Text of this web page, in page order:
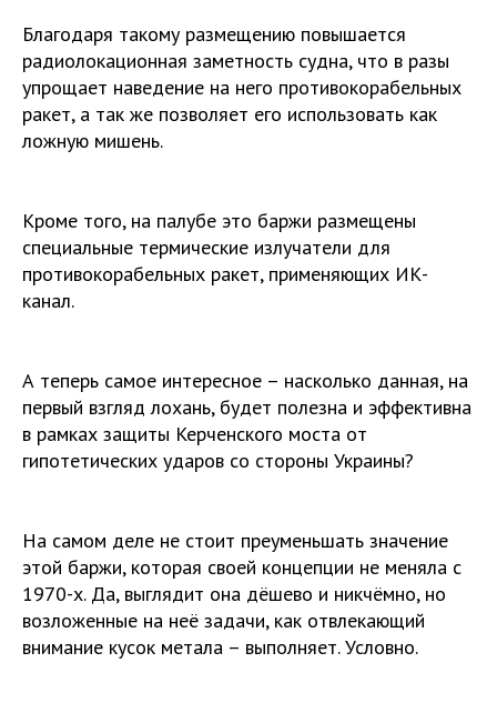
Благодаря такому размещению повышается
радиолокационная заметность судна, что в разы
упрощает наведение на него противокорабельных
ракет, а так же позволяет его использовать как
ложную мишень.
Кроме того, на палубе это баржи размещены
специальные термические излучатели для
противокорабельных ракет, применяющих ИК-
канал.
А теперь самое интересное – насколько данная, на
первый взгляд лохань, будет полезна и эффективна
в рамках защиты Керченского моста от
гипотетических ударов со стороны Украины?
На самом деле не стоит преуменьшать значение
этой баржи, которая своей концепции не меняла с
1970-х. Да, выглядит она дёшево и никчёмно, но
возложенные на неё задачи, как отвлекающий
внимание кусок метала – выполняет. Условно.